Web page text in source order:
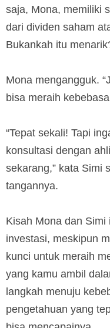
saja, Mona, memiliki
dari dividen saham
Bukankah itu
Mona mengangguk.
bisa meraih
“Tepat sekali! Tapi
konsultasi dengan
sekarang,” kata Simi
tangannya.
Kisah Mona dan
investasi, meskipun
kunci untuk meraih
yang kamu ambil
langkah menuju
pengetahuan yang